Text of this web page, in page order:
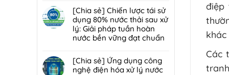
và
chất
thải
nguy
Giải
pháp
lọc:
Xử
lý
mùi
trung
chuyển
xử
lý
bùn
thải
hại:
Ép
có
bình
luận
ở
Giải
7
lỗi
[Chia sẻ] Chiến lược tái sử
dụng 80% nước thải sau xử
lý: Giải pháp tuần hoàn
nước bền vững đạt chuẩn
có
bình
[Chia sẻ] Ứng dụng công
nghệ điện hóa xử lý nước
điệp
Các